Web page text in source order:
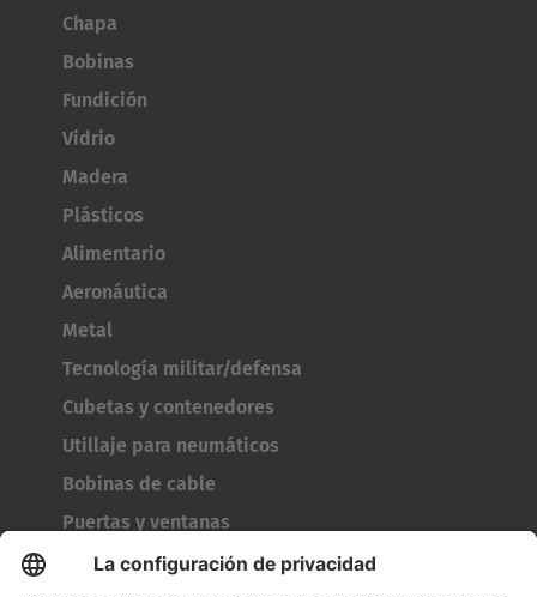
Chapa
Bobinas
Fundición
Vidrio
Madera
Plásticos
Alimentario
Aeronáutica
Metal
Tecnología militar/defensa
Cubetas y contenedores
Utillaje para neumáticos
Bobinas de cable
Puertas y ventanas
Empresa